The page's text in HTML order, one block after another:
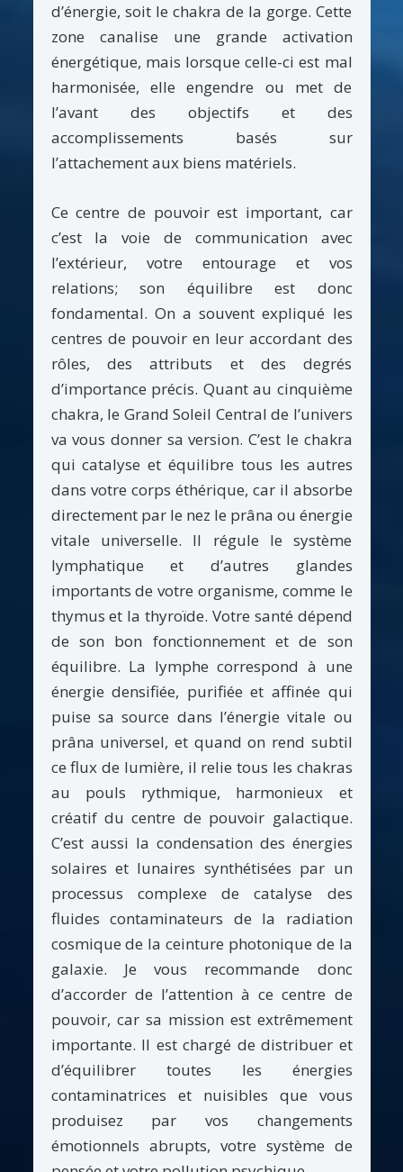
d’énergie, soit le chakra de la gorge. Cette
zone canalise une grande activation
énergétique, mais lorsque celle-ci est mal
harmonisée, elle engendre ou met de
l’avant des objectifs et des
accomplissements basés sur
l’attachement aux biens matériels.
Ce centre de pouvoir est important, car
c’est la voie de communication avec
l’extérieur, votre entourage et vos
relations; son équilibre est donc
fondamental. On a souvent expliqué les
centres de pouvoir en leur accordant des
rôles, des attributs et des degrés
d’importance précis. Quant au cinquième
chakra, le Grand Soleil Central de l’univers
va vous donner sa version. C’est le chakra
qui catalyse et équilibre tous les autres
dans votre corps éthérique, car il absorbe
directement par le nez le prâna ou énergie
vitale universelle. Il régule le système
lymphatique et d’autres glandes
importants de votre organisme, comme le
thymus et la thyroïde. Votre santé dépend
de son bon fonctionnement et de son
équilibre. La lymphe correspond à une
énergie densifiée, purifiée et affinée qui
puise sa source dans l’énergie vitale ou
prâna universel, et quand on rend subtil
ce flux de lumière, il relie tous les chakras
au pouls rythmique, harmonieux et
créatif du centre de pouvoir galactique.
C’est aussi la condensation des énergies
solaires et lunaires synthétisées par un
processus complexe de catalyse des
fluides contaminateurs de la radiation
cosmique de la ceinture photonique de la
galaxie. Je vous recommande donc
d’accorder de l’attention à ce centre de
pouvoir, car sa mission est extrêmement
importante. Il est chargé de distribuer et
d’équilibrer toutes les énergies
contaminatrices et nuisibles que vous
produisez par vos changements
émotionnels abrupts, votre système de